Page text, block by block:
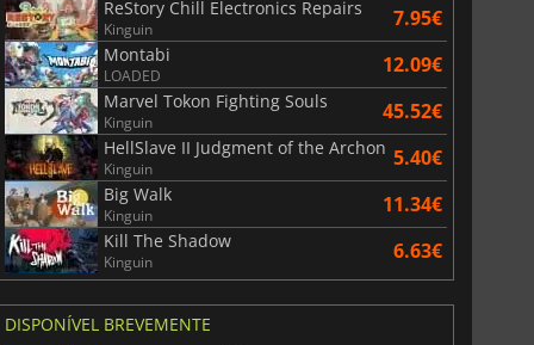
ReStory Chill Electronics Repairs
Kinguin 7.95€
Montabi
LOADED 12.09€
Marvel Tokon Fighting Souls
Kinguin 45.52€
HellSlave II Judgment of the Archon
Kinguin 5.40€
Big Walk
Kinguin 11.34€
Kill The Shadow
Kinguin 6.63€
DISPONÍVEL BREVEMENTE